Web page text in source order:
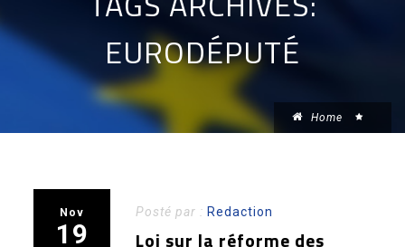
EURODÉPUTÉ
Home
Nov
19
Posté par : Redaction
Loi sur la réforme des